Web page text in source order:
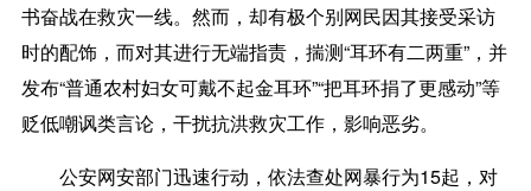
书奋战在救灾一线。然而，却有极个别网民因其接受采访
时的配饰，而对其进行无端指责，揣测“耳环有二两重”，并
发布“普通农村妇女可戴不起金耳环”“把耳环捐了更感动”等
贬低嘲讽类言论，干扰抗洪救灾工作，影响恶劣。
公安网安部门迅速行动，依法查处网暴行为15起，对